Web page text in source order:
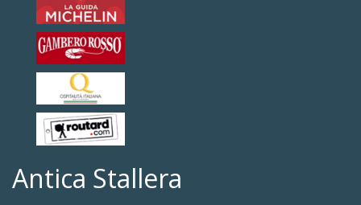
Antica Stallera